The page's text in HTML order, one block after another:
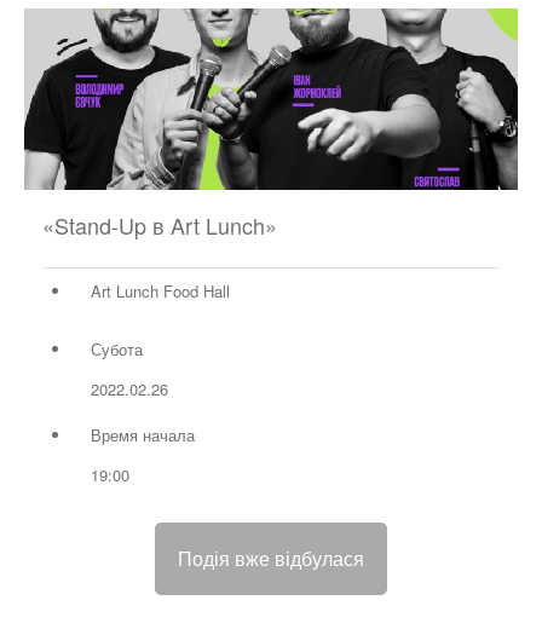
«Stand-Up в Art Lunch»
Art Lunch Food Hall
Субота
2022.02.26
Время начала
19:00
Подія вже відбулася